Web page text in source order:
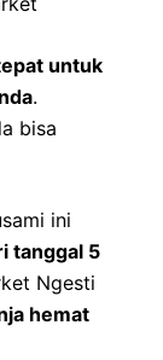
untuk
.
bisa
ini
tanggal 5
Ngesti
hemat